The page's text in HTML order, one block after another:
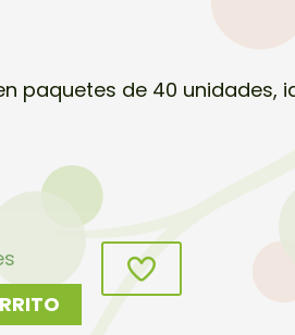
paquetes de 40 unidades,